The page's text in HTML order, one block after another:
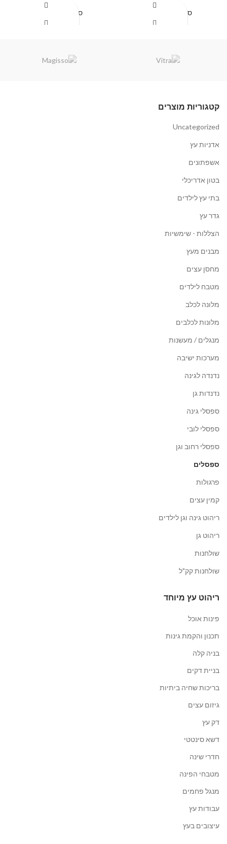
ספסל דגם מירה ספסל דגם זיו 2
קטגוריות מוצרים
Uncategorized
אדניות עץ
אשפתונים
בטון אדריכלי
בתי עץ לילדים
גדר עץ
הצללות - שימשיות
מבנים מעץ
מחסן עצים
מטבח לילדים
מלונה לכלב
מלונות לכלבים
מנגלים / מעשנות
מערכות ישיבה
נדנדה לגינה
נדנדות גן
ספסלי גינה
ספסלי לובי
ספסלי רחוב וגן
ספסלים
פרגולות
קמין עצים
ריהוט גינה וגן לילדים
ריהוט גן
שולחנות
שולחנות קק"ל
ריהוט עץ מיוחד
פינות אוכל
תכנון והקמת גינות
בניה קלה
בניית דקים
בריכות שחיה ביתיות
גיזום עצים
דק עץ
דשא סינטטי
חדרי שינה
מטבחי הפינה
מנגל פחמים
עבודות עץ
עיצובים בעץ